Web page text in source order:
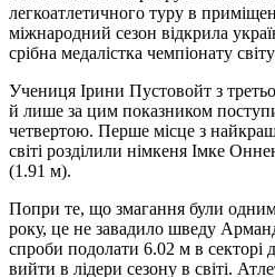
легкоатлетичного туру в
міжнародний сезон відкрила
срібна медалістка чемпіонату
Учениця Ірини Пустовойт з
й лише за цим показником
четвертою. Перше місце з
світі розділили німкеня Імке
(1.91 м).
Попри те, що змагання були
року, це не завадило шведу
спроби подолати 6.02 м в секторі
вийти в лідери сезону в світі.